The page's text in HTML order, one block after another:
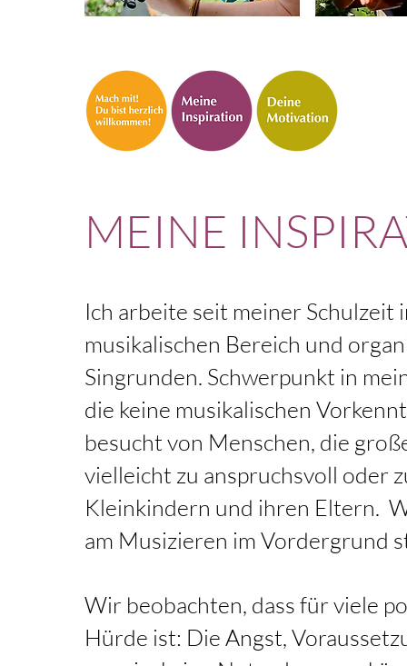
MEINE
Ich arbeite seit meiner Schulzeit
musikalischen Bereich und
Singrunden. Schwerpunkt in
die keine musikalischen
besucht von Menschen, die
vielleicht zu anspruchsvoll oder
Kleinkindern und ihren Eltern.
am Musizieren im Vordergrund
Wir beobachten, dass für viele
Hürde ist: Die Angst,